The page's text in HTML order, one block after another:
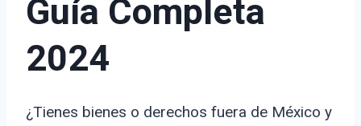
Guía Completa
2024
¿Tienes bienes o derechos fuera de México y